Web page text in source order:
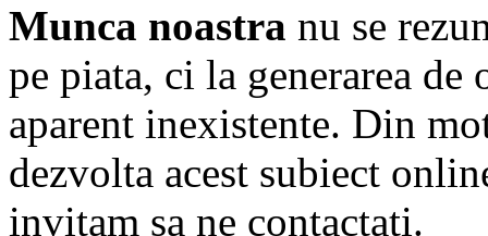
Munca noastra nu se
pe piata, ci la generarea
aparent inexistente. Din
dezvolta acest subiect
invitam sa ne contactati.